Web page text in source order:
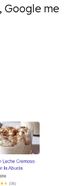
Google me